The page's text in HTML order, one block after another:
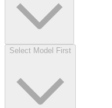
Select Model First